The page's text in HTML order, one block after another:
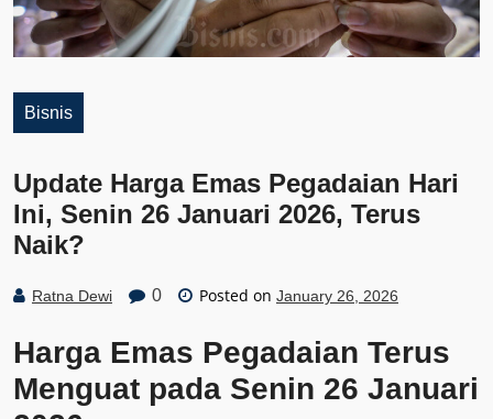
Bisnis
Update Harga Emas Pegadaian Hari
Ini, Senin 26 Januari 2026, Terus
Naik?
Ratna Dewi 0 Posted on January 26, 2026
Harga Emas Pegadaian Terus
Menguat pada Senin 26 Januari